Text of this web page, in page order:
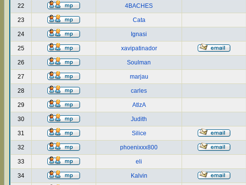
22 4BACHES
23 Cata
24 Ignasi
25 xavipatinador
26 Soulman
27 marjau
28 carles
29 AtlzA
30 Judith
31 Silice
32 phoenixxx800
33 eli
34 Kalvin